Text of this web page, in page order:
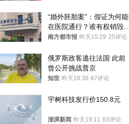
“婚外胚胎案”：假证为何能
在医院通行？谁有权销毁胚
胎？
南方都市报 昨天15:29 25评论
俄罗斯政客逃往法国 此前
曾公开挑战普京
知世 昨天18:38 67评论
宇树科技发行价150.8元
澎湃新闻 昨天19:11 83评论